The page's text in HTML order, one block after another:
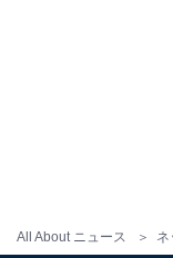
All About ニュース ネ